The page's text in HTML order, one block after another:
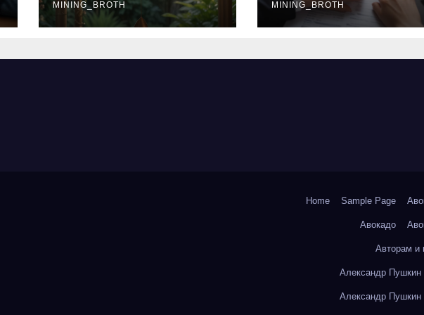
колокольчиков
MINING_BROTH
ставки и
требования к
MINING_BROTH
Home Sample Page
Авокадо
Авторам и
Александр
Александр